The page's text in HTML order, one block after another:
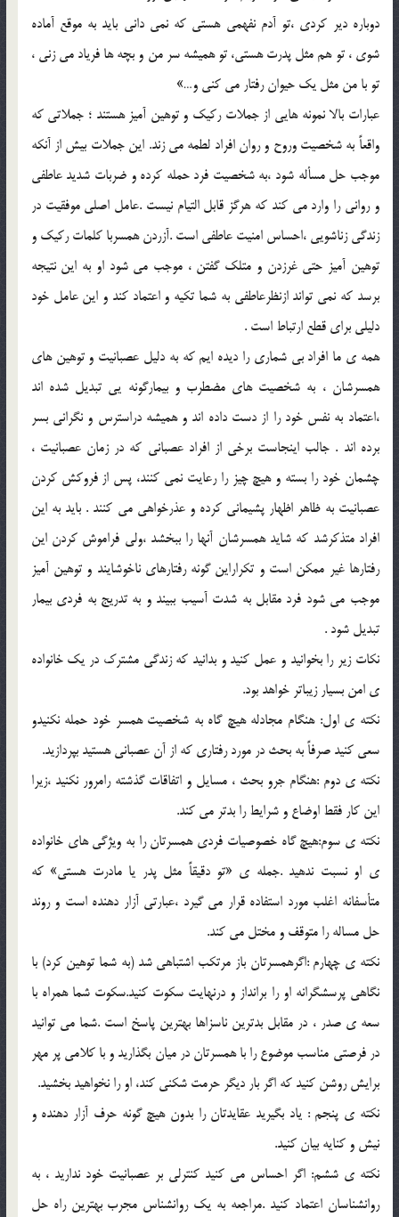
دوباره دير كردي ،تو آدم نفهمي هستي كه نمي داني بايد به موقع آماده
شوي ، تو هم مثل پدرت هستي، تو هميشه سر من و بچه ها فرياد مي زني ،
تو با من مثل يك حيوان رفتار مي كني و…»
عبارات بالا نمونه هايي از جملات ركيك و توهين آميز هستند ؛ جملاتي كه
واقعاً به شخصيت وروح و روان افراد لطمه مي زند. اين جملات بيش از آنكه
موجب حل مسأله شود ،به شخصيت فرد حمله كرده و ضربات شديد عاطفي
و رواني را وارد مي كند كه هرگز قابل التيام نيست .عامل اصلي موفقيت در
زندگي زناشويي ،احساس امنيت عاطفي است .آزردن همسربا كلمات ركيك و
توهين آميز حتي غرزدن و متلك گفتن ، موجب مي شود او به اين نتيجه
برسد كه نمي تواند ازنظرعاطفي به شما تكيه و اعتماد كند و اين عامل خود
دليلي براي قطع ارتباط است .
همه ي ما افراد بي شماري را ديده ايم كه به دليل عصبانيت و توهين هاي
همسرشان ، به شخصيت هاي مضطرب و بيمارگونه يي تبديل شده اند
،اعتماد به نفس خود را از دست داده اند و هميشه دراسترس و نگراني بسر
برده اند . جالب اينجاست برخي از افراد عصباني كه در زمان عصبانيت ،
چشمان خود را بسته و هيچ چيز را رعايت نمي كنند، پس از فروكش كردن
عصبانيت به ظاهر اظهار پشيماني كرده و عذرخواهي مي كنند . بايد به اين
افراد متذكرشد كه شايد همسرشان آنها را ببخشد ،ولي فراموش كردن اين
رفتارها غير ممكن است و تكراراين گونه رفتارهاي ناخوشايند و توهين آميز
موجب مي شود فرد مقابل به شدت آسيب ببيند و به تدريج به فردي بيمار
تبديل شود .
نكات زير را بخوانيد و عمل كنيد و بدانيد كه زندگي مشترك در يك خانواده
ي امن بسيار زيباتر خواهد بود.
نكته ي اول: هنگام مجادله هيچ گاه به شخصيت همسر خود حمله نكنيدو
سعي كنيد صرفاً به بحث در مورد رفتاري كه از آن عصباني هستيد بپردازيد.
نكته ي دوم :هنگام جرو بحث ، مسايل و اتفاقات گذشته رامرور نكنيد ،زيرا
اين كار فقط اوضاع و شرايط را بدتر مي كند.
نكته ي سوم:هيچ گاه خصوصيات فردي همسرتان را به ويژگي هاي خانواده
ي او نسبت ندهيد .جمله ي «تو دقيقاً مثل پدر يا مادرت هستي» كه
متأسفانه اغلب مورد استفاده قرار مي گيرد ،عبارتي آزار دهنده است و روند
حل مساله را متوقف و مختل مي كند.
نكته ي چهارم :اگرهمسرتان باز مرتكب اشتباهي شد (به شما توهين كرد) با
نگاهي پرسشگرانه او را برانداز و درنهايت سكوت كنيد.سكوت شما همراه با
سعه ي صدر ، در مقابل بدترين ناسزاها بهترين پاسخ است .شما مي توانيد
در فرصتي مناسب موضوع را با همسرتان در ميان بگذاريد و با كلامي پر مهر
برايش روشن كنيد كه اگر بار ديگر حرمت شكني كند، او را نخواهيد بخشيد.
نكته ي پنجم : ياد بگيريد عقايدتان را بدون هيچ گونه حرف آزار دهنده و
نيش و كنايه بيان كنيد.
نكته ي ششم: اگر احساس مي كنيد كنترلي بر عصبانيت خود نداريد ، به
روانشناسان اعتماد كنيد .مراجعه به يك روانشناس مجرب بهترين راه حل